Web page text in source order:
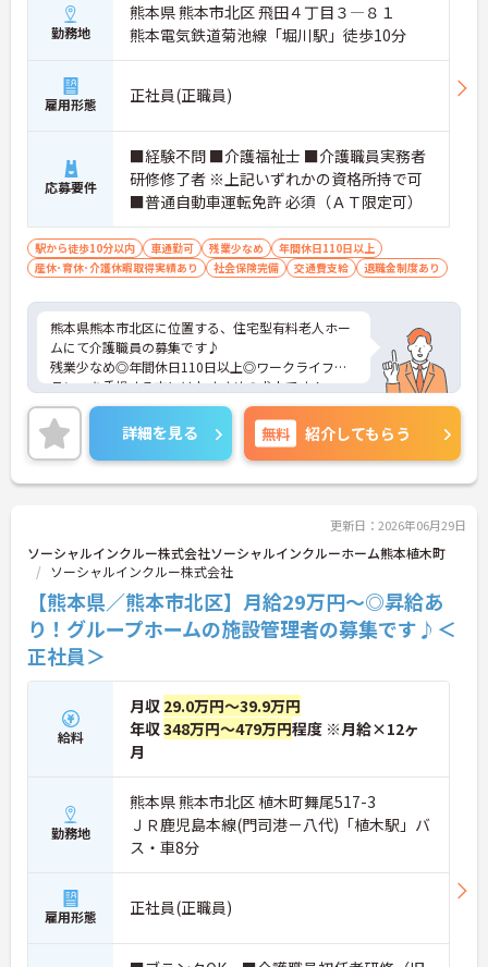
勤務地
熊本県 熊本市北区 飛田４丁目３―８１
熊本電気鉄道菊池線「堀川駅」徒歩10分
雇用形態 正社員(正職員)
応募要件
■経験不問 ■介護福祉士 ■介護職員実務者
研修修了者 ※上記いずれかの資格所持で可
■普通自動車運転免許 必須（ＡＴ限定可）
駅から徒歩10分以内 車通勤可 残業少なめ
年間休日110日以上
産休･育休･介護休暇取得実績あり
社会保険完備 交通費支給 退職金制度あり
熊本県熊本市北区に位置する、住宅型有料老人ホー
ムにて介護職員の募集です♪
残業少なめ◎年間休日110日以上◎ワークライフバ
ランスを重視する方にはおすすめの求人です！
また、ブランクある方もご応募可能です。
ご興味ある方には、面接のポイントなど、さらに詳
細をお話致しますのでお気軽にご相談ください。
詳細を見る 無料 紹介してもらう
更新日：2026年06月29日
ソーシャルインクルー株式会社ソーシャルインクルーホーム熊本植木町
ソーシャルインクルー株式会社
【熊本県／熊本市北区】月給29万円～◎昇給あ
り！グループホームの施設管理者の募集です♪＜
正社員＞
給料
月収 29.0万円～39.9万円
年収348万円～479万円程度 ※月給×12ヶ
月
勤務地
熊本県 熊本市北区 植木町舞尾517-3
ＪＲ鹿児島本線(門司港－八代)「植木駅」バ
ス・車8分
雇用形態 正社員(正職員)